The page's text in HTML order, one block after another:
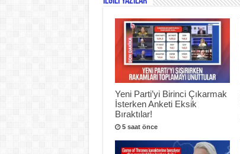
Yeni Parti’yi Birinci Çıkarmak
İsterken Anketi Eksik
Bıraktılar!
5 saat önce